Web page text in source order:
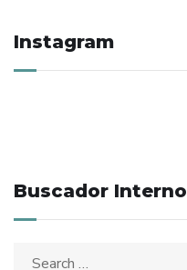
Instagram
Buscador Interno
Search